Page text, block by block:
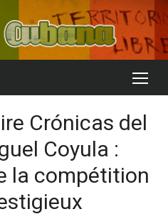
Crónicas del
Coyula :
la compétition